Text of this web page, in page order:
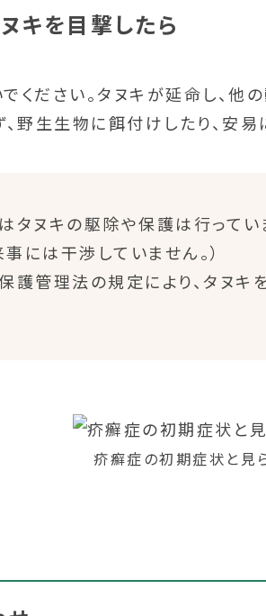
キを目撃したら
ください。タヌキが延命し、他
、野生生物に餌付けしたり、安
タヌキの駆除や保護は行ってい
には干渉していません。）
護管理法の規定により、タヌキ
疥癬症の初期症状と見